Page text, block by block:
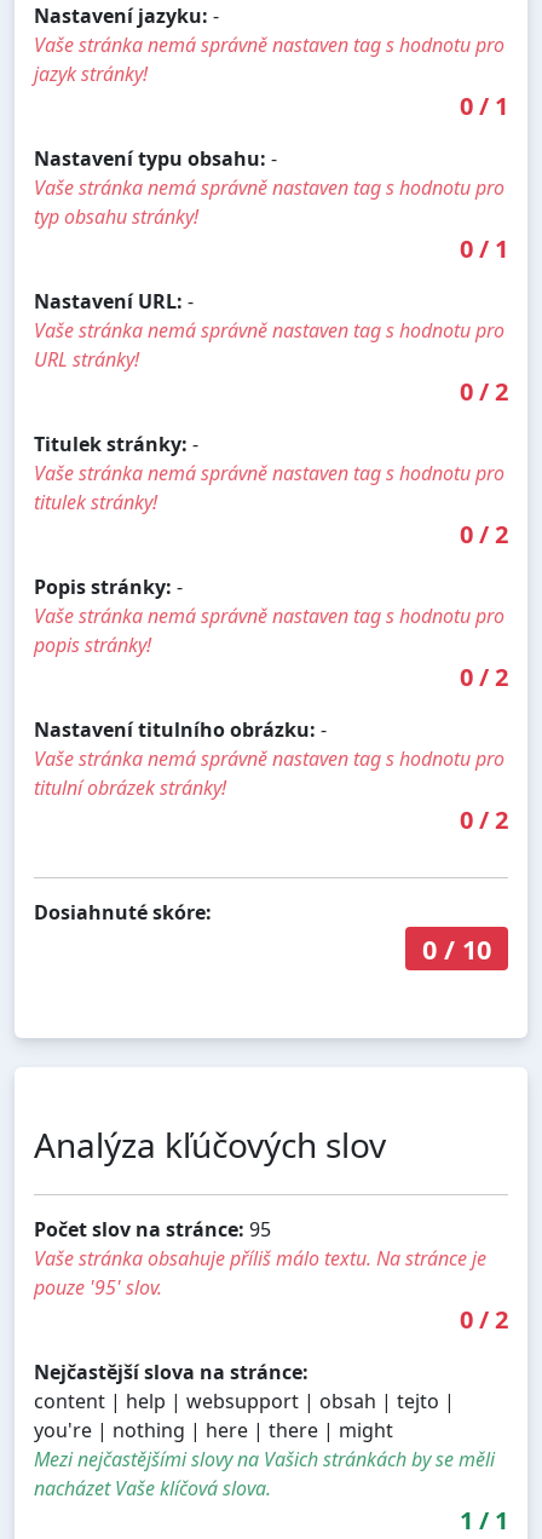
Nastavení jazyku: -
Vaše stránka nemá správně nastaven tag s hodnotu pro
jazyk stránky!
0/ 1
Nastavení typu obsahu: -
Vaše stránka nemá správně nastaven tag s hodnotu pro
typ obsahu stránky!
0/ 1
Nastavení URL: -
Vaše stránka nemá správně nastaven tag s hodnotu pro
URL stránky!
0/2
Titulek stránky: -
Vaše stránka nemá správně nastaven tag s hodnotu pro
titulek stránky!
0/2
Popis stránky: -
Vaše stránka nemá správně nastaven tag s hodnotu pro
popis stránky!
0/2
Nastavení titulního obrázku: -
Vaše stránka nemá správně nastaven tag s hodnotu pro
titulní obrázek stránky!
0/2
Dosiahnuté skóre:
0/ 10
Analýza kľúčových slov
Počet slov na stránce: 95
Vaše stránka obsahuje příliš málo textu. Na stránce je
pouze '95' slov.
0/2
Nejčastější slova na stránce:
content | help | websupport | obsah | tejto |
you're | nothing | here | there | might
Mezi nejčastějšími slovy na Vašich stránkách by se měli
nacházet Vaše klíčová slova.
1 / 1